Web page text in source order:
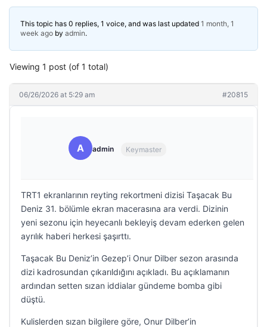
This topic has 0 replies, 1 voice, and was last updated 1 month, 1
week ago by admin.
Viewing 1 post (of 1 total)
06/26/2026 at 5:29 am #20815
A admin Keymaster
TRT1 ekranlarının reyting rekortmeni dizisi Taşacak Bu
Deniz 31. bölümle ekran macerasına ara verdi. Dizinin
yeni sezonu için heyecanlı bekleyiş devam ederken gelen
ayrılık haberi herkesi şaşırttı.
Taşacak Bu Deniz’in Gezep’i Onur Dilber sezon arasında
dizi kadrosundan çıkarıldığını açıkladı. Bu açıklamanın
ardından setten sızan iddialar gündeme bomba gibi
düştü.
Kulislerden sızan bilgilere göre, Onur Dilber’in